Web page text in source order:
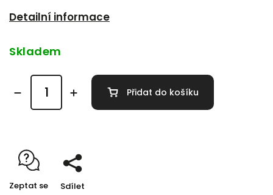
Detailní informace
Skladem
Přidat do košíku
Zeptat se Sdílet